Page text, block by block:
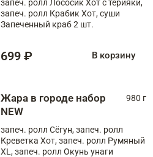
запеч. ролл Лососик Хот с терияки,
запеч. ролл Крабик Хот, суши
Запеченный краб 2 шт.
699 ₽ В корзину
Жара в городе набор
NEW
980 г
запеч. ролл Сёгун, запеч. ролл
Креветка Хот, запеч. ролл Румяный
XL, запеч. ролл Окунь унаги